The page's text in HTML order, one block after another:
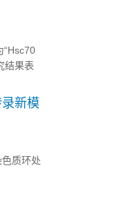
“Hsc70
结果表
新模
质环处